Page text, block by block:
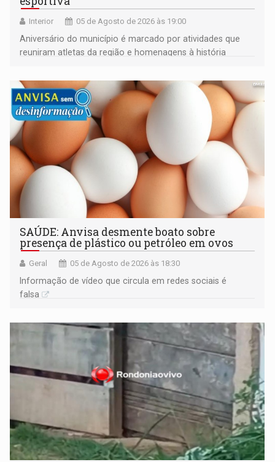
Interior 05 de Agosto de 2026 às 19:00
Aniversário do município é marcado por atividades que
reuniram atletas da região e homenagens à história
SAÚDE: Anvisa desmente boato sobre
presença de plástico ou petróleo em ovos
Geral 05 de Agosto de 2026 às 18:30
Informação de vídeo que circula em redes sociais é
falsa